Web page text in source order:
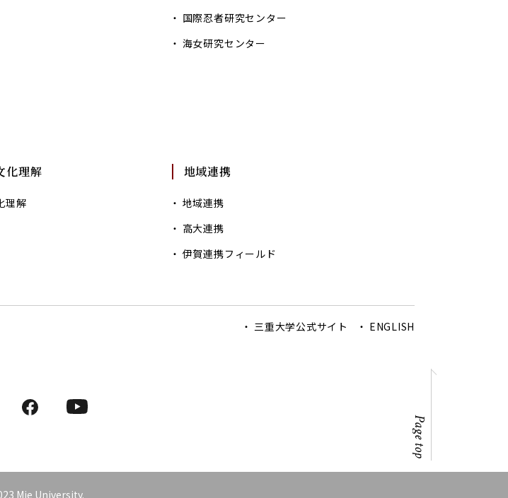
Page top
国際忍者研究センター
海女研究センター
化理解
理解
地域連携
地域連携
高大連携
伊賀連携フィールド
三重大学公式サイト ENGLISH
facebookinstagram
Mie University.